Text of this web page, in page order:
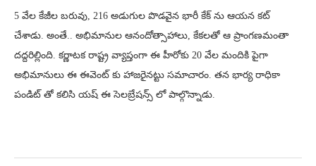
5 వేల కేజీల బరువు, 216 అడుగుల పొడవైన భారీ కేక్ ను ఆయన కట్
చేశాడు. అంతే.. అభిమానుల ఆనందోత్సాహాలు, కేకలతో ఆ ప్రాంగణమంతా
దద్దరిల్లింది. కర్ణాటక రాష్ట్ర వ్యాప్తంగా ఈ హీరోకు 20 వేల మందికి పైగా
అభిమానులు ఈ ఈవెంట్ కు హాజరైనట్టు సమాచారం. తన భార్య రాధికా
పండిట్ తో కలిసి యష్ ఈ సెలబ్రేషన్స్ లో పాల్గొన్నాడు.